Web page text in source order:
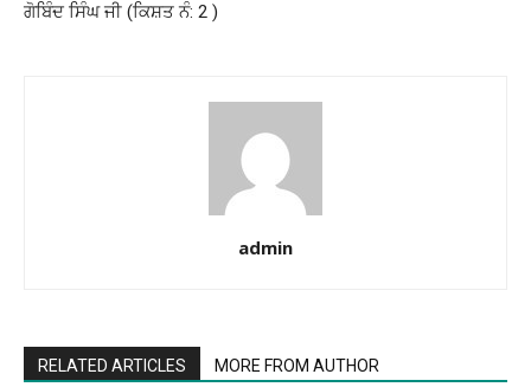
ਗੋਬਿੰਦ ਸਿੰਘ ਜੀ (ਕਿਸ਼ਤ ਨੰ: 2 )
admin
RELATED ARTICLES MORE FROM AUTHOR